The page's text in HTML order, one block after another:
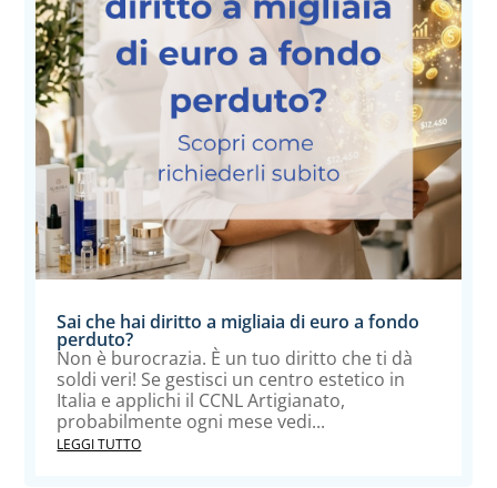
Sai che hai diritto a migliaia di euro a fondo
perduto?
Non è burocrazia. È un tuo diritto che ti dà
soldi veri! Se gestisci un centro estetico in
Italia e applichi il CCNL Artigianato,
probabilmente ogni mese vedi...
LEGGI TUTTO